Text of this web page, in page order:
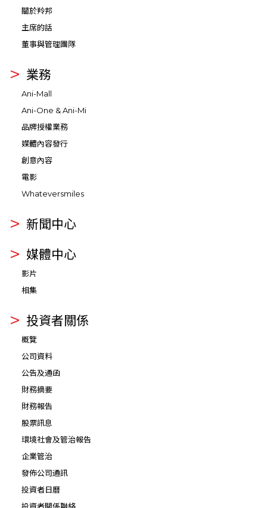
關於羚邦
主席的話
董事與管理團隊
業務
Ani-Mall
Ani-One & Ani-Mi
品牌授權業務
媒體內容發行
創意內容
電影
Whateversmiles
新聞中心
媒體中心
影片
相集
投資者關係
概覽
公司資料
公告及通函
財務摘要
財務報告
股票訊息
環境社會及管治報告
企業管治
發佈公司通訊
投資者日曆
投資者關係聯絡